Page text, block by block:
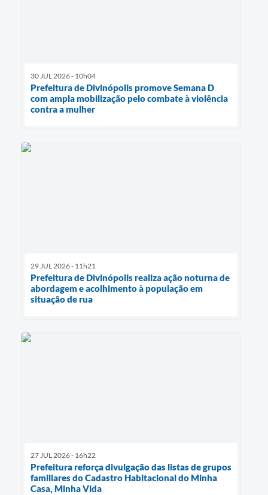
30 JUL 2026 - 10h04
Prefeitura de Divinópolis promove Semana D
com ampla mobilização pelo combate à violência
contra a mulher
29 JUL 2026 - 11h21
Prefeitura de Divinópolis realiza ação noturna de
abordagem e acolhimento à população em
situação de rua
27 JUL 2026 - 16h22
Prefeitura reforça divulgação das listas de grupos
familiares do Cadastro Habitacional do Minha
Casa, Minha Vida